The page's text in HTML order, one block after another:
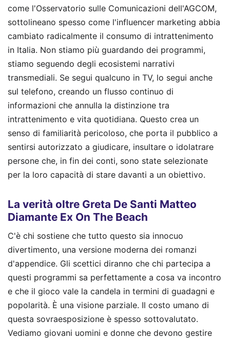
come l'Osservatorio sulle Comunicazioni dell'AGCOM,
sottolineano spesso come l'influencer marketing abbia
cambiato radicalmente il consumo di intrattenimento
in Italia. Non stiamo più guardando dei programmi,
stiamo seguendo degli ecosistemi narrativi
transmediali. Se segui qualcuno in TV, lo segui anche
sul telefono, creando un flusso continuo di
informazioni che annulla la distinzione tra
intrattenimento e vita quotidiana. Questo crea un
senso di familiarità pericoloso, che porta il pubblico a
sentirsi autorizzato a giudicare, insultare o idolatrare
persone che, in fin dei conti, sono state selezionate
per la loro capacità di stare davanti a un obiettivo.
La verità oltre Greta De Santi Matteo
Diamante Ex On The Beach
C'è chi sostiene che tutto questo sia innocuo
divertimento, una versione moderna dei romanzi
d'appendice. Gli scettici diranno che chi partecipa a
questi programmi sa perfettamente a cosa va incontro
e che il gioco vale la candela in termini di guadagni e
popolarità. È una visione parziale. Il costo umano di
questa sovraesposizione è spesso sottovalutato.
Vediamo giovani uomini e donne che devono gestire